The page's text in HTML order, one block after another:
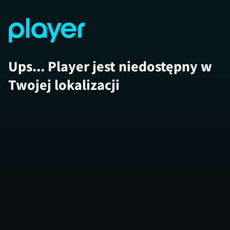
Ups... Player jest niedostępny w
Twojej lokalizacji